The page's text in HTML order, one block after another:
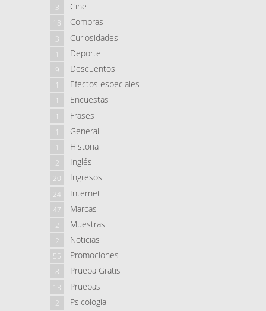
Cine
3
Compras
18
Curiosidades
3
Deporte
1
Descuentos
9
Efectos especiales
1
Encuestas
1
Frases
1
General
1
Historia
1
Inglés
2
Ingresos
20
Internet
24
Marcas
47
Muestras
2
Noticias
2
Promociones
55
Prueba Gratis
8
Pruebas
13
Psicología
2